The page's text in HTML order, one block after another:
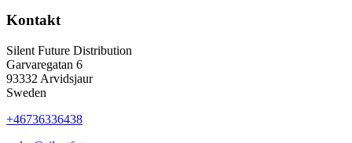
Kontakt
Silent Future Distribution
Garvaregatan 6
93332 Arvidsjaur
Sweden
+46736336438